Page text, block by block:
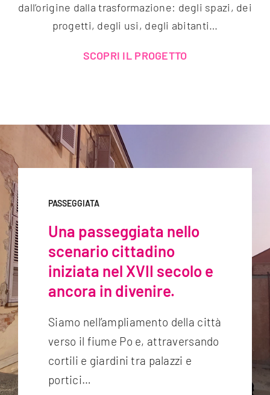
dall’origine dalla trasformazione: degli spazi, dei
progetti, degli usi, degli abitanti…
SCOPRI IL PROGETTO
PASSEGGIATA
Una passeggiata nello
scenario cittadino
iniziata nel XVII secolo e
ancora in divenire.
Siamo nell’ampliamento della città
verso il fiume Po e, attraversando
cortili e giardini tra palazzi e
portici…